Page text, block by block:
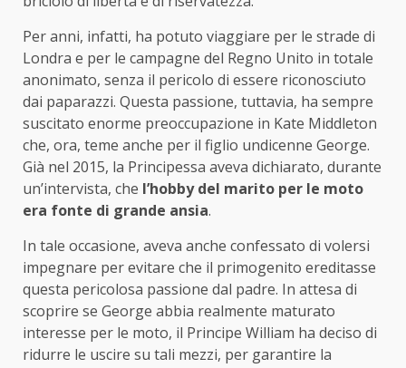
Per anni, infatti, ha potuto viaggiare per le strade di
Londra e per le campagne del Regno Unito in totale
anonimato, senza il pericolo di essere riconosciuto
dai paparazzi. Questa passione, tuttavia, ha sempre
suscitato enorme preoccupazione in Kate Middleton
che, ora, teme anche per il figlio undicenne George.
Già nel 2015, la Principessa aveva dichiarato, durante
un’intervista, che l’hobby del marito per le moto
era fonte di grande ansia.
In tale occasione, aveva anche confessato di volersi
impegnare per evitare che il primogenito ereditasse
questa pericolosa passione dal padre. In attesa di
scoprire se George abbia realmente maturato
interesse per le moto, il Principe William ha deciso di
ridurre le uscire su tali mezzi, per garantire la